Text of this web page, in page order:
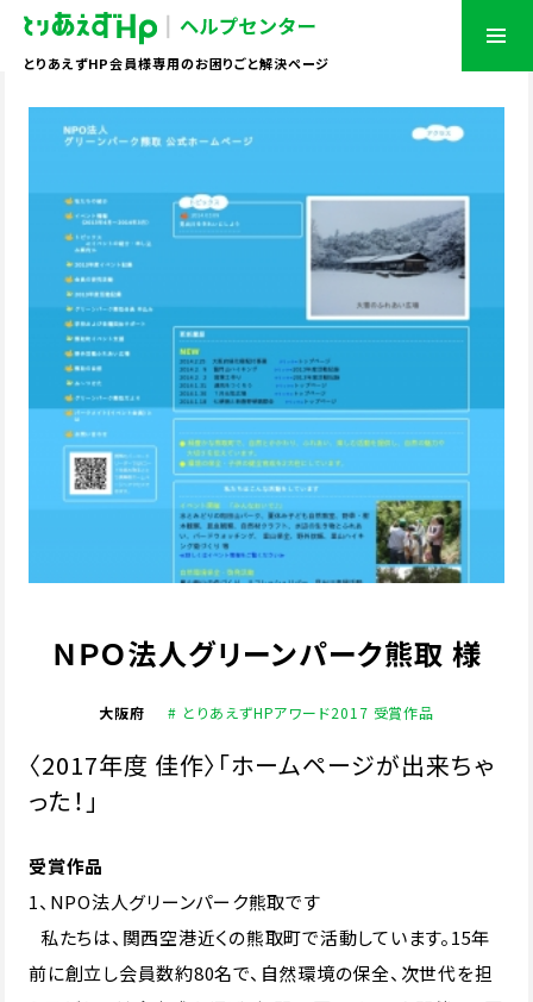
とりあえずHP会員様専用のお困りごと解決ページ
ＮＰＯ法人グリーンパーク熊取 様
大阪府 # とりあえずHPアワード2017 受賞作品
〈2017年度 佳作〉「ホームページが出来ちゃ
った！」
受賞作品
1、NPO法人グリーンパーク熊取です
私たちは、関西空港近くの熊取町で活動しています。15年
前に創立し会員数約80名で、自然環境の保全、次世代を担